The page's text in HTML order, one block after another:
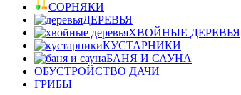
СОРНЯКИ
ДЕРЕВЬЯ
ХВОЙНЫЕ ДЕРЕВЬЯ
КУСТАРНИКИ
БАНЯ И САУНА
ОБУСТРОЙСТВО ДАЧИ
ГРИБЫ